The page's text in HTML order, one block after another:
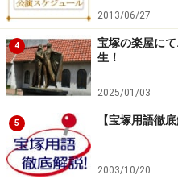
22日(木)【OG】真琴つば
バト!!」
23日(金)【月組】暁千
「TAKARAZUKA CAFE
24日(土)【雪組】望海風斗
2013/06/27
4
宝塚の楽屋に
生！
2025/01/03
5 【宝塚用語徹
2003/10/20